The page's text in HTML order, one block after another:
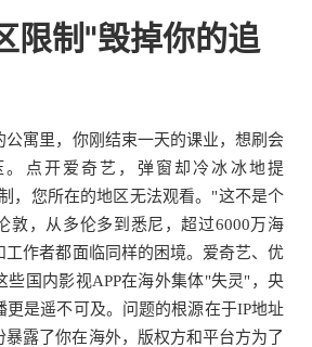
限制"毁掉你的追
公寓里，你刚结束一天的课业，想刷会
。点开爱奇艺，弹窗却冷冰冰地提
，您所在的地区无法观看。"这不是个
敦，从多伦多到悉尼，超过6000万海
工作者都面临同样的困境。爱奇艺、优
些国内影视APP在海外集体"失灵"，央
更是遥不可及。问题的根源在于IP地址
露了你在海外，版权方和平台方为了